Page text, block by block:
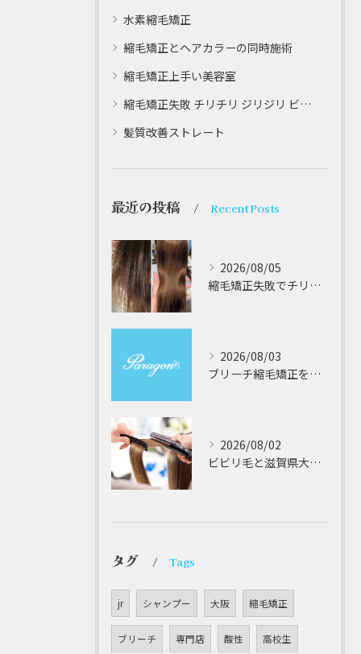
水素縮毛矯正
縮毛矯正とヘアカラーの同時施術
縮毛矯正上手い美容室
縮毛矯正失敗 チリチリ ジリジリ ビビり直し専門
髪質改善ストレート
最近の投稿 Recent Posts
2026/08/05
縮毛矯正失敗でチリチリジリジリの髪をビビり直し専門が丁寧に修復する方法解説
2026/08/03
ブリーチ縮毛矯正を安全に受けるための大阪府対応サロン選びと髪質改善のポイント
2026/08/02
ビビリ毛と滋賀県大津市での他店縮毛矯正失敗をパラゴンヘアーが修復する徹底ガイド
タグ Tags
jr シャンプー 大阪 縮毛矯正
ブリーチ 専門店 酸性 高校生